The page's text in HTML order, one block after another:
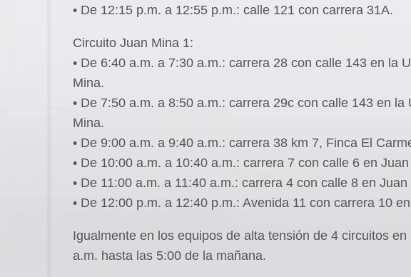
• De 12:15 p.m. a 12:55 p.m.: calle 121 con carrera 31A.
Circuito Juan Mina 1:
• De 6:40 a.m. a 7:30 a.m.: carrera 28 con calle 143 en la
Mina.
• De 7:50 a.m. a 8:50 a.m.: carrera 29c con calle 143 en la
Mina.
• De 9:00 a.m. a 9:40 a.m.: carrera 38 km 7, Finca El
• De 10:00 a.m. a 10:40 a.m.: carrera 7 con calle 6 en
• De 11:00 a.m. a 11:40 a.m.: carrera 4 con calle 8 en Juan
• De 12:00 p.m. a 12:40 p.m.: Avenida 11 con carrera 10
Igualmente en los equipos de alta tensión de 4 circuitos
a.m. hasta las 5:00 de la mañana.